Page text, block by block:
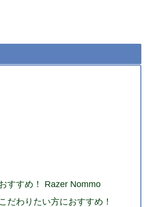
すすめ！ Razer Nommo
だわりたい方におすすめ！